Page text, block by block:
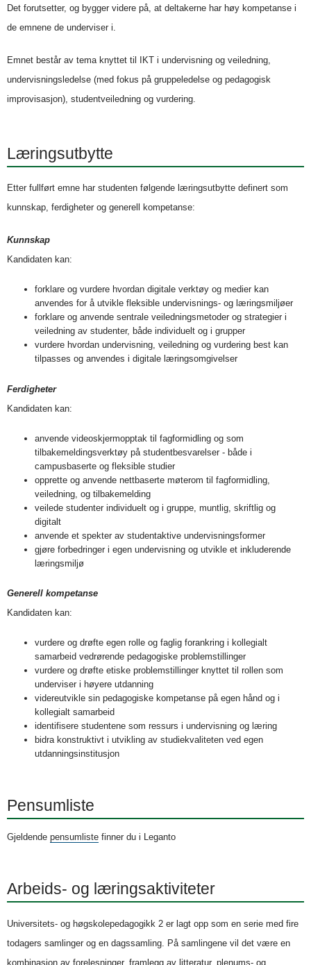
Det forutsetter, og bygger videre på, at deltakerne har høy kompetanse i
de emnene de underviser i.
Emnet består av tema knyttet til IKT i undervisning og veiledning,
undervisningsledelse (med fokus på gruppeledelse og pedagogisk
improvisasjon), studentveiledning og vurdering.
Læringsutbytte
Etter fullført emne har studenten følgende læringsutbytte definert som
kunnskap, ferdigheter og generell kompetanse:
Kunnskap
Kandidaten kan:
forklare og vurdere hvordan digitale verktøy og medier kan
anvendes for å utvikle fleksible undervisnings- og læringsmiljøer
forklare og anvende sentrale veiledningsmetoder og strategier i
veiledning av studenter, både individuelt og i grupper
vurdere hvordan undervisning, veiledning og vurdering best kan
tilpasses og anvendes i digitale læringsomgivelser
Ferdigheter
Kandidaten kan:
anvende videoskjermopptak til fagformidling og som
tilbakemeldingsverktøy på studentbesvarelser - både i
campusbaserte og fleksible studier
opprette og anvende nettbaserte møterom til fagformidling,
veiledning, og tilbakemelding
veilede studenter individuelt og i gruppe, muntlig, skriftlig og
digitalt
anvende et spekter av studentaktive undervisningsformer
gjøre forbedringer i egen undervisning og utvikle et inkluderende
læringsmiljø
Generell kompetanse
Kandidaten kan:
vurdere og drøfte egen rolle og faglig forankring i kollegialt
samarbeid vedrørende pedagogiske problemstillinger
vurdere og drøfte etiske problemstillinger knyttet til rollen som
underviser i høyere utdanning
videreutvikle sin pedagogiske kompetanse på egen hånd og i
kollegialt samarbeid
identifisere studentene som ressurs i undervisning og læring
bidra konstruktivt i utvikling av studiekvaliteten ved egen
utdanningsinstitusjon
Pensumliste
Gjeldende pensumliste finner du i Leganto
Arbeids- og læringsaktiviteter
Universitets- og høgskolepedagogikk 2 er lagt opp som en serie med fire
todagers samlinger og en dagssamling. På samlingene vil det være en
kombinasjon av forelesninger, framlegg av litteratur, plenums- og